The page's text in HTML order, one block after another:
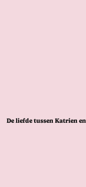
De liefde tussen Katrien